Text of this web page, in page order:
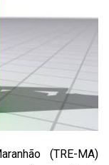
(TRE-MA)